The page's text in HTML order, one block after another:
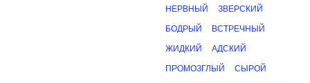
НЕРВНЫЙ ЗВЕРСКИЙ
БОДРЫЙ ВСТРЕЧНЫЙ
ЖИДКИЙ АДСКИЙ
ПРОМОЗГЛЫЙ СЫРОЙ